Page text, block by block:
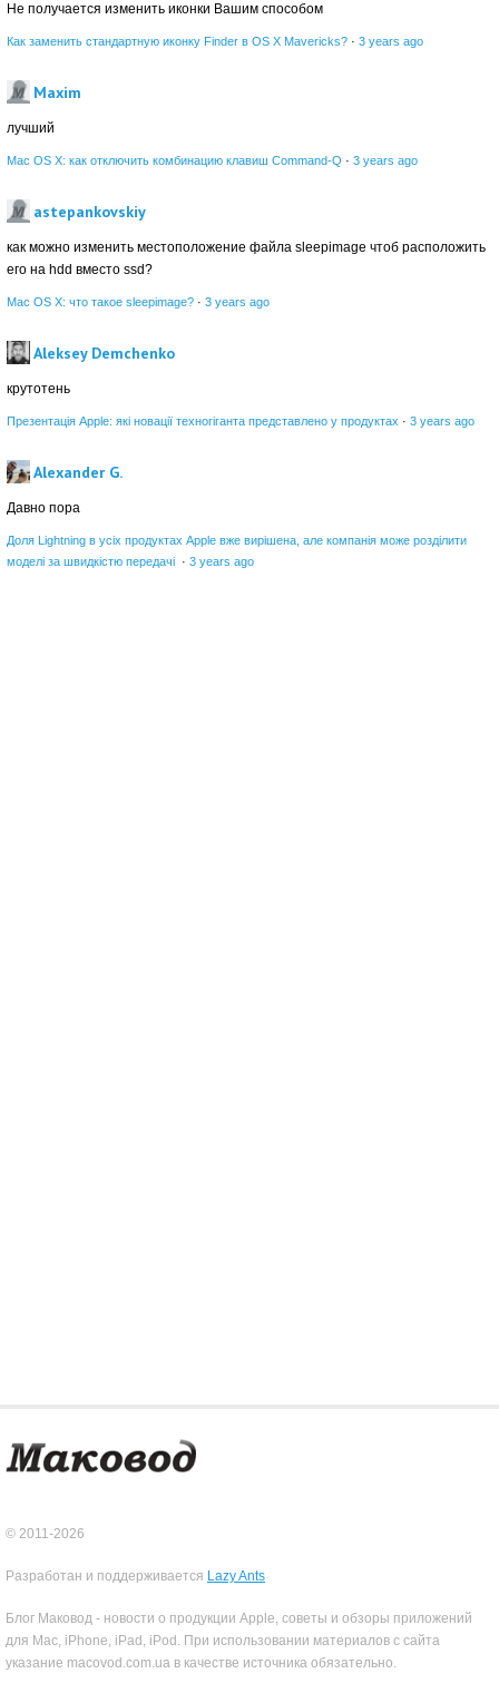
Не получается изменить иконки Вашим способом
Как заменить стандартную иконку Finder в OS X Mavericks? · 3 years ago
Maxim
лучший
Mac OS X: как отключить комбинацию клавиш Command-Q · 3 years ago
astepankovskiy
как можно изменить местоположение файла sleepimage чтоб расположить
его на hdd вместо ssd?
Mac OS X: что такое sleepimage? · 3 years ago
Aleksey Demchenko
крутотень
Презентація Apple: які новації техногіганта представлено у продуктах · 3 years ago
Alexander G.
Давно пора
Доля Lightning в усіх продуктах Apple вже вирішена, але компанія може розділити
моделі за швидкістю передачі · 3 years ago
© 2011-2026
Разработан и поддерживается Lazy Ants
Блог Маковод - новости о продукции Apple, советы и обзоры приложений
для Mac, iPhone, iPad, iPod. При использовании материалов с сайта
указание macovod.com.ua в качестве источника обязательно.